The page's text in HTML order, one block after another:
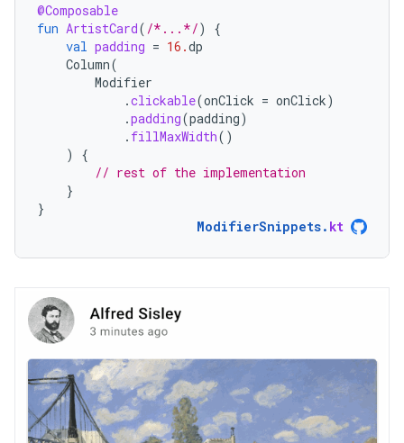
@Composable
fun ArtistCard( /*...*/)
{
val padding = 16.dp
Column(
Modifier
.clickable(onClick = onClick)
.padding(padding)
. fillMaxWidth()
)
{
// rest of the implementation
}
}
ModifierSnippets. kt